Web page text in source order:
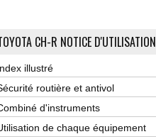
CH-R NOTICE D'UTILISATION
illustré
routière et antivol
d'instruments
de chaque équipement